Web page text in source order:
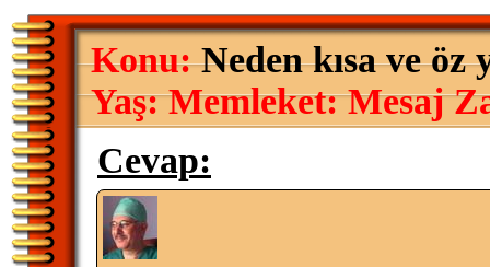
Konu:Neden kısa ve öz
Yaş: Memleket: Mesaj
Cevap: